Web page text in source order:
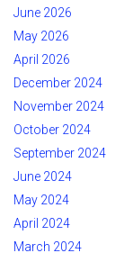
June 2026
May 2026
April 2026
December 2024
November 2024
October 2024
September 2024
June 2024
May 2024
April 2024
March 2024